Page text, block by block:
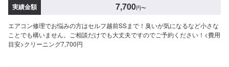
実績金額 7,700円〜
エアコン修理でお悩みの方はセルフ越前SSまで！臭いが気になるなど小さな
ことでも構いません。ご相談だけでも大丈夫ですのでご予約ください！<費用
目安>クリーニング7,700円